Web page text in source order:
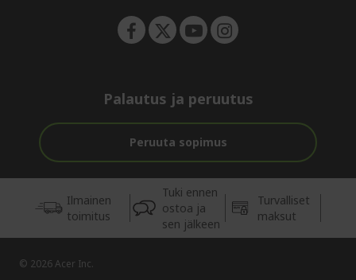
Palautus ja peruutus
Peruuta sopimus
Ilmainen
toimitus
Tuki ennen
ostoa ja
sen jälkeen
Turvalliset
maksut
© 2026 Acer Inc.